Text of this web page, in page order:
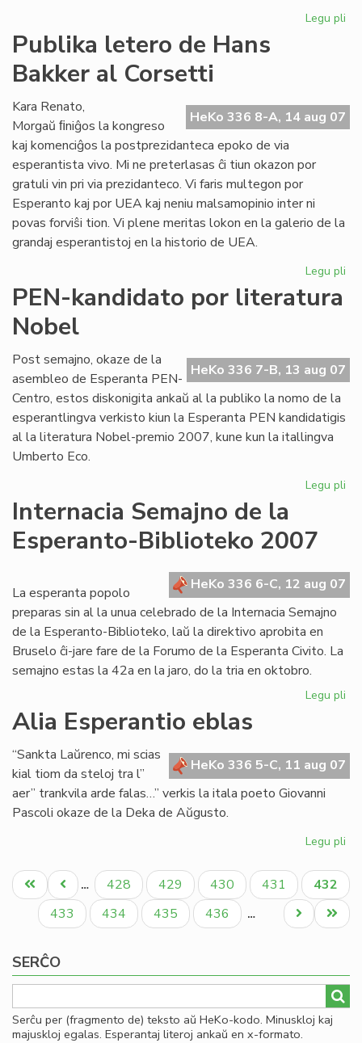
Legu pli
Publika letero de Hans
Bakker al Corsetti
HeKo 336 8-A, 14 aug 07
Kara Renato,
Morgaŭ ﬁniĝos la kongreso
kaj komenciĝos la postprezidanteca epoko de via
esperantista vivo. Mi ne preterlasas ĉi tiun okazon por
gratuli vin pri via prezidanteco. Vi faris multegon por
Esperanto kaj por UEA kaj neniu malsamopinio inter ni
povas forviŝi tion. Vi plene meritas lokon en la galerio de la
grandaj esperantistoj en la historio de UEA.
Legu pli
PEN-kandidato por literatura
Nobel
HeKo 336 7-B, 13 aug 07
Post semajno, okaze de la
asembleo de Esperanta PEN-
Centro, estos diskonigita ankaŭ al la publiko la nomo de la
esperantlingva verkisto kiun la Esperanta PEN kandidatigis
al la literatura Nobel-premio 2007, kune kun la itallingva
Umberto Eco.
Legu pli
Internacia Semajno de la
Esperanto-Biblioteko 2007
HeKo 336 6-C, 12 aug 07
La esperanta popolo
preparas sin al la unua celebrado de la Internacia Semajno
de la Esperanto-Biblioteko, laŭ la direktivo aprobita en
Bruselo ĉi-jare fare de la Forumo de la Esperanta Civito. La
semajno estas la 42a en la jaro, do la tria en oktobro.
Legu pli
Alia Esperantio eblas
HeKo 336 5-C, 11 aug 07
“Sankta Laŭrenco, mi scias
kial tiom da steloj tra l”
aer” trankvila arde falas…” verkis la itala poeto Giovanni
Pascoli okaze de la Deka de Aŭgusto.
Legu pli
Pagination
Unua
paĝo
Antaŭa
paĝo
… Paĝo
428 Paĝo
429 Paĝo
430 Paĝo
431
Aktuala
paĝo
432
Paĝo
433 Paĝo
434 Paĝo
435 Paĝo
436 …
Last
page
Next
page
SERĈO
Serĉu per (fragmento de) teksto aŭ HeKo-kodo. Minuskloj kaj
majuskloj egalas. Esperantaj literoj ankaŭ en x-formato.